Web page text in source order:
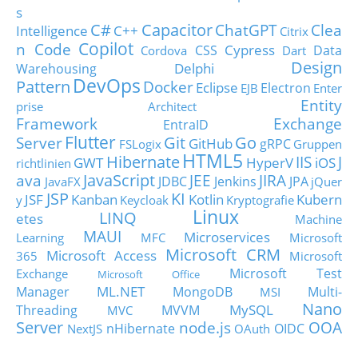
s
Intelligence C#C++ CapacitorChatGPT Citrix Clea
n Code Copilot Cordova CSS Cypress Dart Data
Warehousing
Delphi
Design
Pattern DevOps DockerEclipse EJB Electron Enter
prise Architect
Entity
Framework
EntraID
Exchange
Server Flutter FSLogix Git GitHubGo gRPC Gruppen
richtlinien GWT HibernateHTML5 HyperVIIS iOSJ
ava JavaFX JavaScript JDBC JEE Jenkins JIRA JPA jQuer
y JSF JSP Kanban Keycloak KI Kotlin Kryptografie Kubern
etes
LINQ Linux
Machine
Learning
MAUI MFC Microservices
Microsoft
365
Microsoft Access Microsoft CRM
Microsoft
Exchange
Microsoft Office
Microsoft Test
Manager
ML.NET MongoDB MSI
Multi-
Threading
MVC MVVM MySQL
Nano
Server NextJS nHibernate node.js OAuth OIDC OOA